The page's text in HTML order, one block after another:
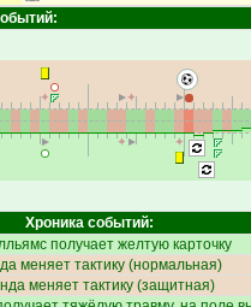
Хроника событий:
получает желтую карточку
меняет тактику (нормальная)
меняет тактику (защитная)